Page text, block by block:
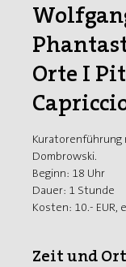
Orte I
Kuratorenführung
Dombrowski.
Beginn: 18 Uhr
Dauer: 1 Stunde
Kosten: 10.-
Zeit und Ort